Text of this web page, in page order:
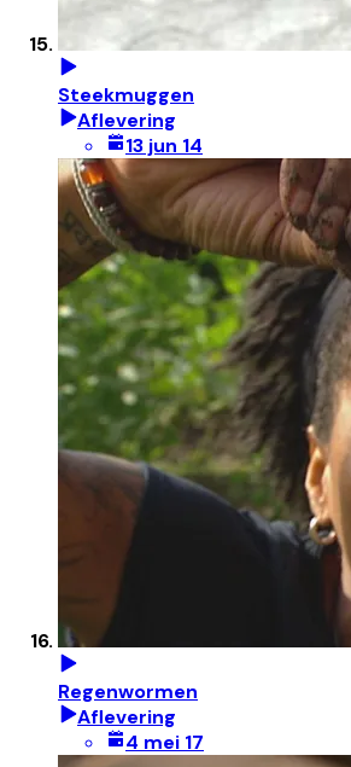
Steekmuggen
Aflevering
13 jun 14
Regenwormen
Aflevering
4 mei 17